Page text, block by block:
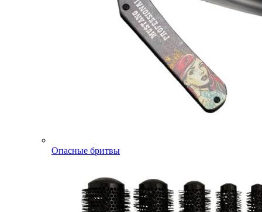
Опасные бритвы